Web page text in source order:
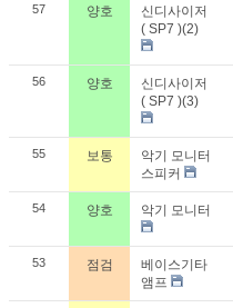
57 양호
신디사이저
( SP7 )(2)
56 양호
신디사이저
( SP7 )(3)
55 보통
악기 모니터
스피커
54 양호 악기 모니터
53 점검
베이스기타
앰프